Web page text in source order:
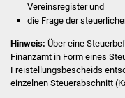
Vereinsregister und
die Frage der
Hinweis: Über eine
Finanzamt in Form eines
Freistellungsbescheids
einzelnen Steuerabschnitt